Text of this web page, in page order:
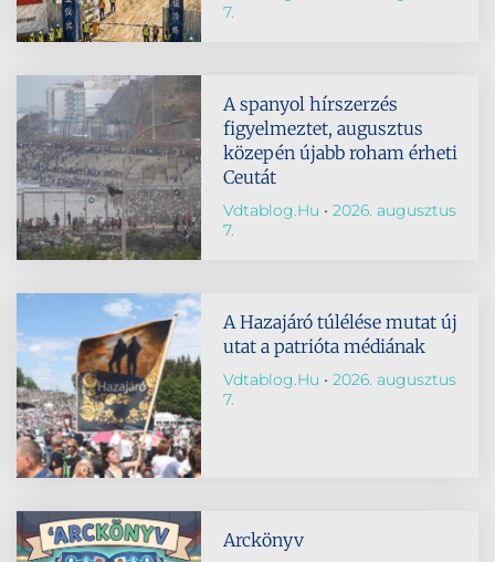
7.
A spanyol hírszerzés
figyelmeztet, augusztus
közepén újabb roham érheti
Ceutát
Vdtablog.hu
2026. augusztus
7.
A Hazajáró túlélése mutat új
utat a patrióta médiának
Vdtablog.hu
2026. augusztus
7.
Arckönyv